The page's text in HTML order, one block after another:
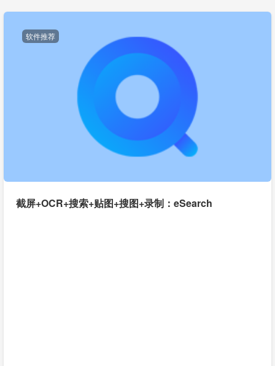
软件推荐
截屏+OCR+搜索+贴图+搜图+录制：eSearch